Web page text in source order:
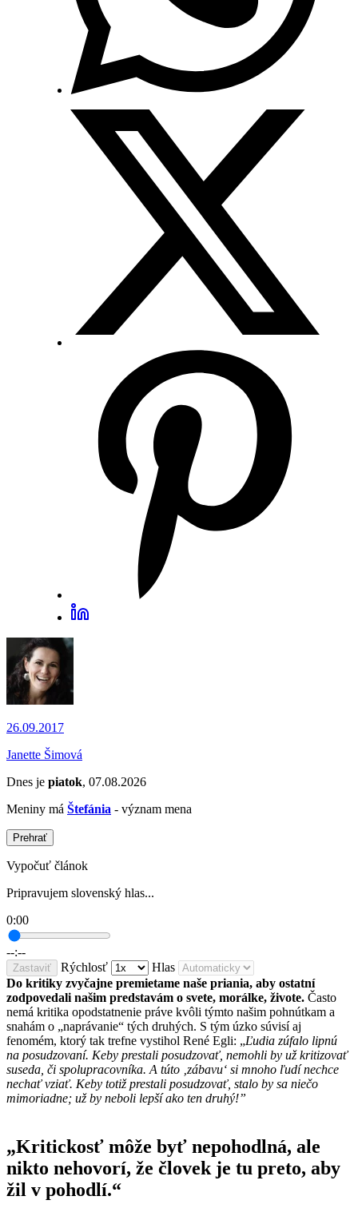
26.09.2017
Janette Šimová
Dnes je piatok, 07.08.2026
Meniny má Štefánia - význam mena
Prehrať
Vypočuť článok
Pripravujem slovenský hlas...
0:00
--:--
Zastaviť Rýchlosť
Hlas
Do kritiky zvyčajne premietame naše priania, aby ostatní
zodpovedali našim predstavám o svete, morálke, živote. Často
nemá kritika opodstatnenie práve kvôli týmto našim pohnútkam a
snahám o „naprávanie“ tých druhých. S tým úzko súvisí aj
fenomém, ktorý tak trefne vystihol René Egli: „Ľudia zúfalo lipnú
na posudzovaní. Keby prestali posudzovať, nemohli by už kritizovať
suseda, či spolupracovníka. A túto ‚zábavu‘ si mnoho ľudí nechce
nechať vziať. Keby totiž prestali posudzovať, stalo by sa niečo
mimoriadne; už by neboli lepší ako ten druhý!”
„Kritickosť môže byť nepohodlná, ale
nikto nehovorí, že človek je tu preto, aby
žil v pohodlí.“